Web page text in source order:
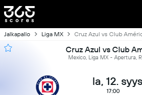
Jalkapallo Liga MX Cruz Azul vs Club
Cruz Azul vs Club
Mexico, Liga MX - Apertura,
la, 12. syys
17:00